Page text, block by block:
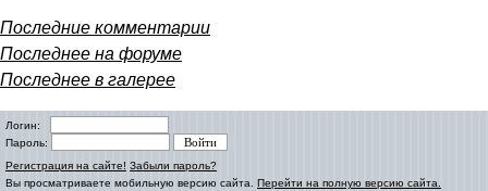
Последние комментарии
Последнее на форуме
Последнее в галерее
Логин:
Пароль:
Регистрация на сайте! Забыли пароль?
Вы просматриваете мобильную версию сайта. Перейти на полную версию сайта.